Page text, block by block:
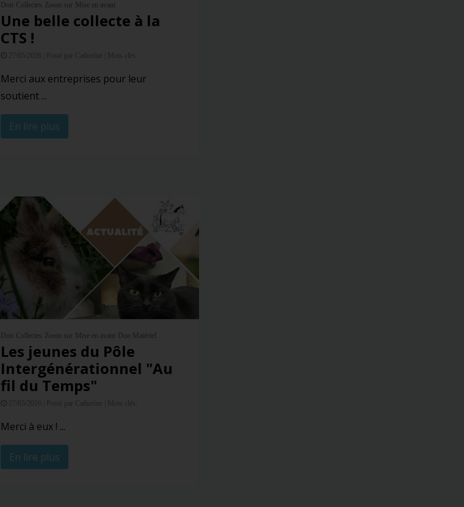
Don Collectes Zoom sur Mise en avant
Une belle collecte à la
CTS !
27/05/2026 | Posté par Catherine |
Merci aux entreprises pour leur
soutient ...
En lire plus
Don Collectes Zoom sur Mise en avant Don Matériel
Les jeunes du Pôle
Intergénérationnel "Au
fil du Temps"
27/05/2026 | Posté par Catherine | Mots clés:
Merci à eux ! ...
En lire plus